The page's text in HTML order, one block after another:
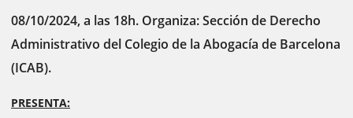
08/10/2024, a las 18h. Organiza: Sección de Derecho
Administrativo del Colegio de la Abogacía de Barcelona
(ICAB).
PRESENTA: